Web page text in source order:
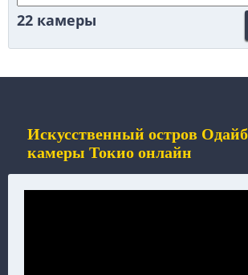
22 камеры
Искусственный остров
камеры Токио онлайн